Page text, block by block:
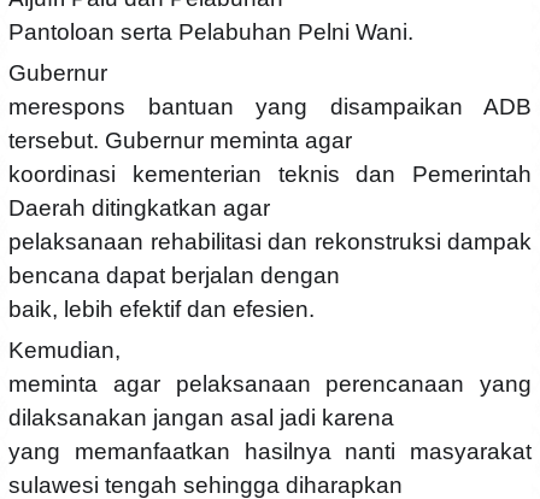
Pantoloan serta Pelabuhan Pelni Wani.
Gubernur
merespons bantuan yang disampaikan ADB
tersebut. Gubernur meminta agar
koordinasi kementerian teknis dan Pemerintah
Daerah ditingkatkan agar
pelaksanaan rehabilitasi dan rekonstruksi dampak
bencana dapat berjalan dengan
baik, lebih efektif dan efesien.
Kemudian,
meminta agar pelaksanaan perencanaan yang
dilaksanakan jangan asal jadi karena
yang memanfaatkan hasilnya nanti masyarakat
sulawesi tengah sehingga diharapkan